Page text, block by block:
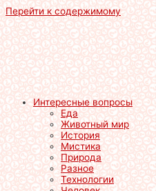
Перейти к содержимому
Интересные вопросы
Еда
Животный мир
История
Мистика
Природа
Разное
Технологии